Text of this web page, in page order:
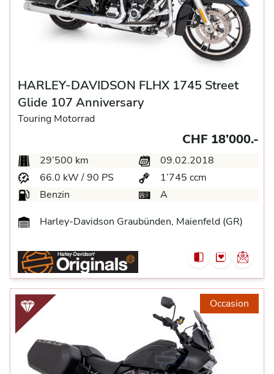
HARLEY-DAVIDSON FLHX 1745 Street
Glide 107 Anniversary
Touring Motorrad
CHF 18’000.-
29’500 km
09.02.2018
66.0 kW / 90 PS
1’745 ccm
Benzin
A
Harley-Davidson Graubünden, Maienfeld (GR)
Occasion